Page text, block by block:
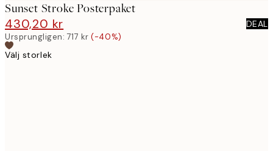
Sunset Stroke Posterpaket
430,20 kr DEAL
Ursprungligen: 717 kr (-40%)
Välj storlek